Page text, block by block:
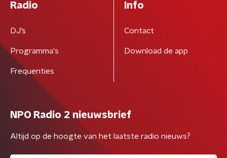
Radio
DJ’s
Programma's
Frequenties
Info
Contact
Download de app
NPO Radio 2 nieuwsbrief
Altijd op de hoogte van het laatste radio nieuws?